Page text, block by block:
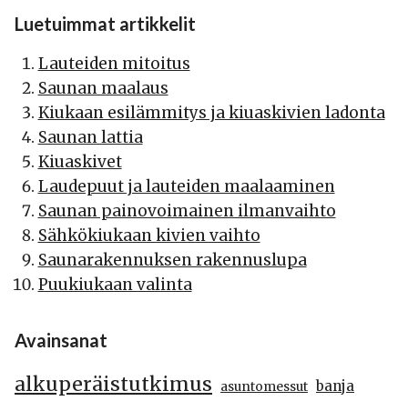
Luetuimmat artikkelit
Lauteiden mitoitus
Saunan maalaus
Kiukaan esilämmitys ja kiuaskivien ladonta
Saunan lattia
Kiuaskivet
Laudepuut ja lauteiden maalaaminen
Saunan painovoimainen ilmanvaihto
Sähkökiukaan kivien vaihto
Saunarakennuksen rakennuslupa
Puukiukaan valinta
Avainsanat
alkuperäistutkimus asuntomessut banja